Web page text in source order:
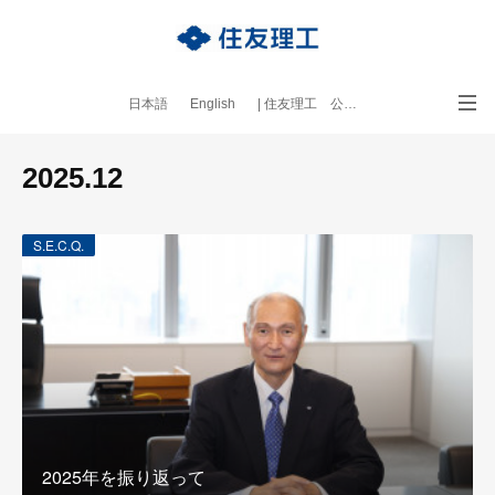
日本語 English | 住友理工 公式サイト
2025.12
S.E.C.Q.
2025年を振り返って